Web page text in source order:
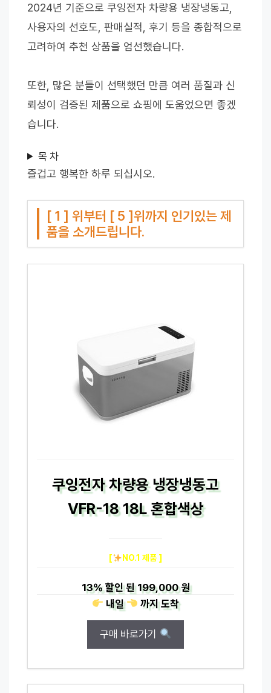
2024년 기준으로 쿠잉전자 차량용 냉장냉동고,
사용자의 선호도, 판매실적, 후기 등을 종합적으로
고려하여 추천 상품을 엄선했습니다.
또한, 많은 분들이 선택했던 만큼 여러 품질과 신
뢰성이 검증된 제품으로 쇼핑에 도움었으면 좋겠
습니다.
목 차
즐겁고 행복한 하루 되십시오.
[ 1 ] 위부터 [ 5 ]위까지 인기있는 제
품을 소개드립니다.
쿠잉전자 차량용 냉장냉동고
VFR-18 18L 혼합색상
[ NO.1 제품 ]
13%할인 된199,000 원
내일
까지도착
구매 바로가기